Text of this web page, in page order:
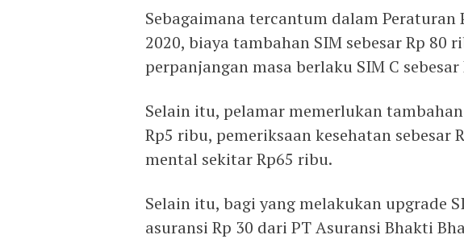
Sebagaimana tercantum dalam Peraturan
2020, biaya tambahan SIM sebesar Rp 80
perpanjangan masa berlaku SIM C
Selain itu, pelamar memerlukan
Rp5 ribu, pemeriksaan kesehatan sebesar
mental sekitar Rp65 ribu.
Selain itu, bagi yang melakukan upgrade
asuransi Rp 30 dari PT Asuransi Bhakti